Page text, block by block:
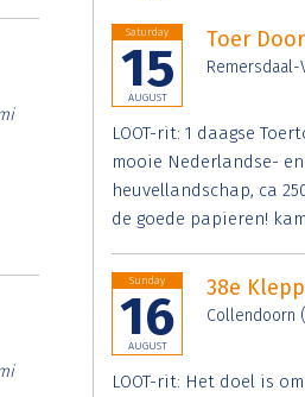
Saturday
15
AUGUST
Toer
Remersdaal-
LOOT-rit: 1 daagse
mooie Nederlandse-
heuvellandschap, ca
de goede papieren!
Sunday
16
AUGUST
38e
Collendoorn
LOOT-rit: Het doel is